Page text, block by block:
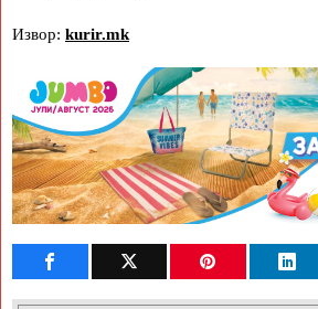
Извор: kurir.mk